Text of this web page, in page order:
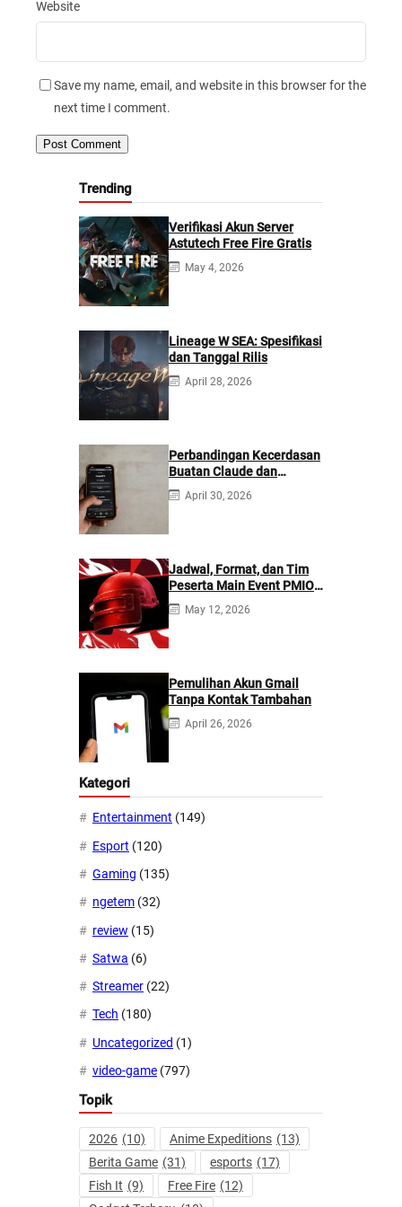
Website
Save my name, email, and website in this browser for the
next time I comment.
Trending
Verifikasi Akun Server
Astutech Free Fire Gratis
May 4, 2026
Lineage W SEA: Spesifikasi
dan Tanggal Rilis
April 28, 2026
Perbandingan Kecerdasan
Buatan Claude dan
ChatGPT: Mana yang
Lebih Baik?
April 30, 2026
Jadwal, Format, dan Tim
Peserta Main Event PMIO
2026
May 12, 2026
Pemulihan Akun Gmail
Tanpa Kontak Tambahan
April 26, 2026
Kategori
Entertainment (149)
Esport (120)
Gaming (135)
ngetem (32)
review (15)
Satwa (6)
Streamer (22)
Tech (180)
Uncategorized (1)
video-game (797)
Topik
2026 (10) Anime Expeditions (13)
Berita Game (31) esports (17)
Fish It (9) Free Fire (12)